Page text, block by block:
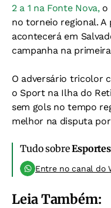
2 a 1 na Fonte Nova,o
no torneio regional. A
acontecerá em
campanha na
O adversário tricolor
o Sport na Ilha do
sem gols no tempo
melhor na disputa
Tudo sobreEsportes
Entre no canal do
Leia Também: